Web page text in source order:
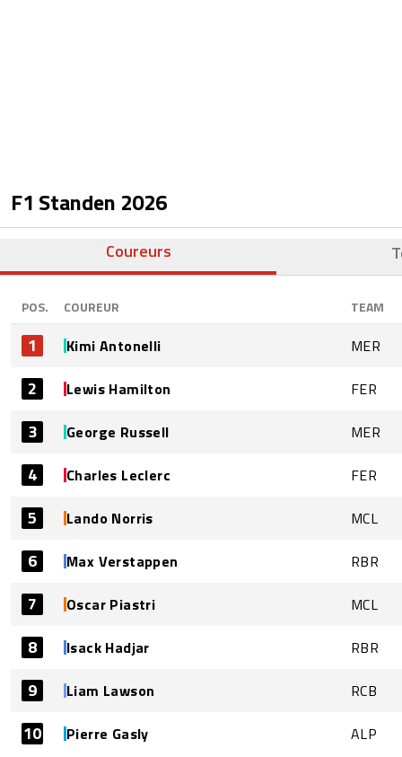
F1 Standen 2026
Coureurs
POS. COUREUR TEAM
1 Kimi Antonelli MER
2 Lewis Hamilton FER
3 George Russell MER
4 Charles Leclerc FER
5 Lando Norris MCL
6 Max Verstappen RBR
7 Oscar Piastri MCL
8 Isack Hadjar RBR
9 Liam Lawson RCB
10 Pierre Gasly ALP